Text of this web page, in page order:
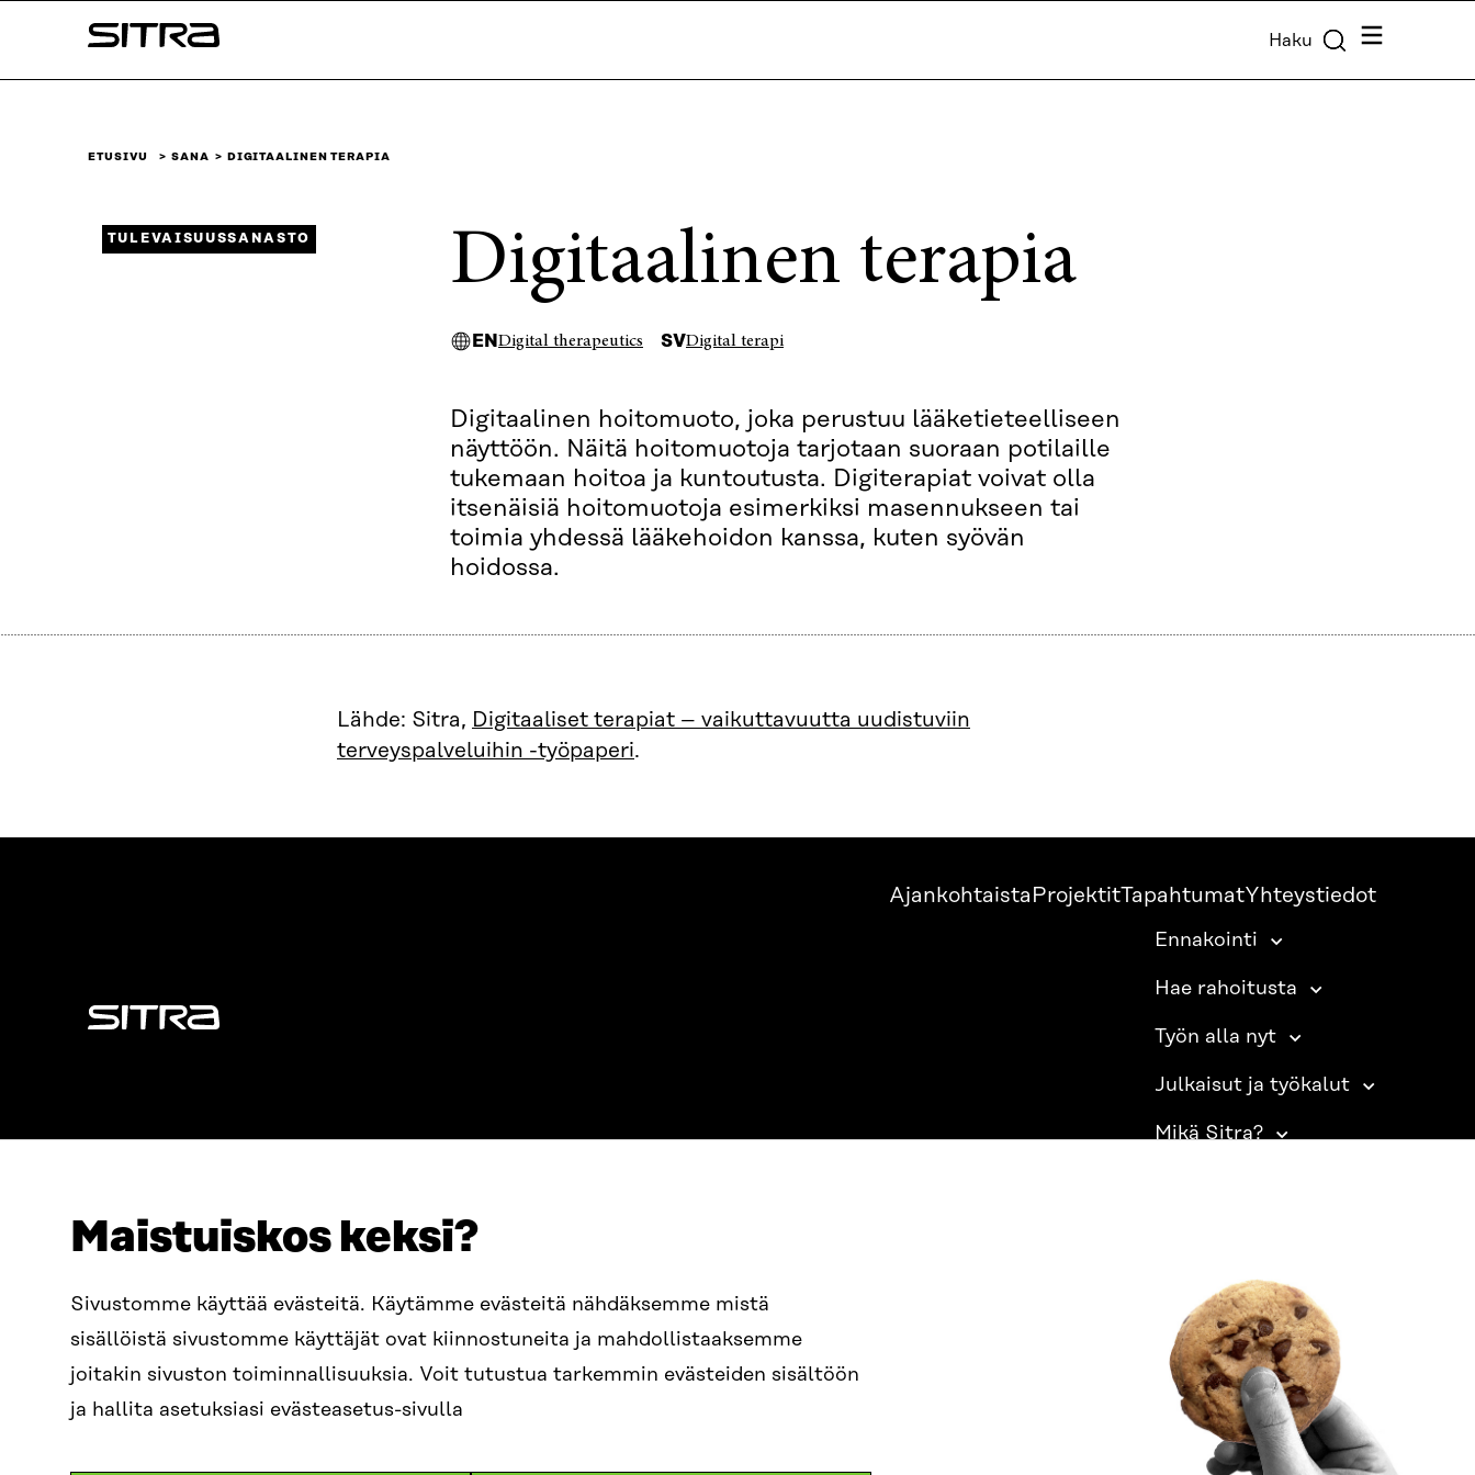
Maistuiskos keksi?
Sivustomme käyttää evästeitä. Käytämme evästeitä nähdäksemme mistä
sisällöistä sivustomme käyttäjät ovat kiinnostuneita ja mahdollistaaksemme
joitakin sivuston toiminnallisuuksia. Voit tutustua tarkemmin evästeiden sisältöön
ja hallita asetuksiasi evästeasetus-sivulla
sisältöön
Sitra Haku Valikko
ETUSIVU SANA DIGITAALINEN TERAPIA
Digitaalinen terapia
EN Digital therapeutics SVDigital terapi
Digitaalinen hoitomuoto, joka perustuu lääketieteelliseen
näyttöön. Näitä hoitomuotoja tarjotaan suoraan potilaille
tukemaan hoitoa ja kuntoutusta. Digiterapiat voivat olla
itsenäisiä hoitomuotoja esimerkiksi masennukseen tai
toimia yhdessä lääkehoidon kanssa, kuten syövän
hoidossa.
TULEVAISUUSSANASTO
Lähde: Sitra, Digitaaliset terapiat – vaikuttavuutta uudistuviin
terveyspalveluihin -työpaperi.
Sitra
Ajankohtaista ProjektitTapahtumatYhteystiedot
Ennakointi
Hae rahoitusta
Työn alla nyt
Julkaisut ja työkalut
Mikä Sitra?
Itämerenkatu 11-13, PL 160,
00181 Helsinki
Saapumisohjeet
Y-TUNNUS
+358 294 618 991
SÄHKÖPOSTI
etunimi.sukunimi@sitra.fi
SITRA SOSIAALISESSA MEDIASSA